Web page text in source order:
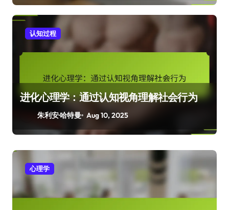
认知过程
进化心理学：通过认知视角理解社会行为
朱利安·哈特曼 Aug 10, 2025
心理学